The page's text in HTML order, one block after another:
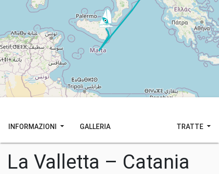
INFORMAZIONI GALLERIA TRATTE
La Valletta – Catania